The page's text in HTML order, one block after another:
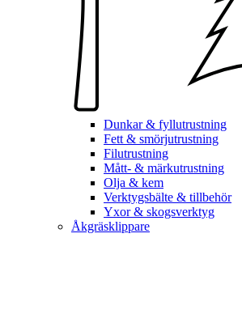
Dunkar & fyllutrustning
Fett & smörjutrustning
Filutrustning
Mått- & märkutrustning
Olja & kem
Verktygsbälte & tillbehör
Yxor & skogsverktyg
Åkgräsklippare